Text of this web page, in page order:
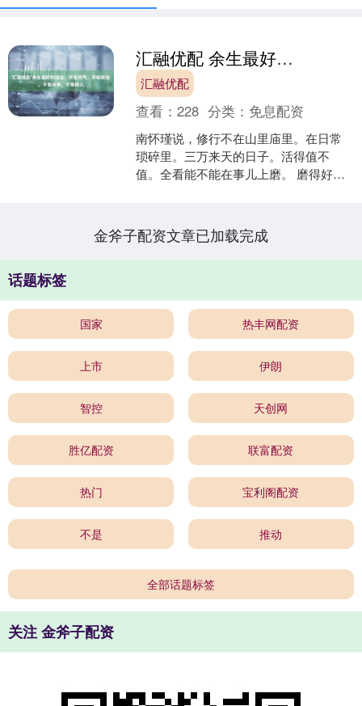
汇融优配 余生最好的活法：不生闲气，不听闲话，不管闲事，不做闲人
汇融优配
查看：228 分类： 免息配资
南怀瑾说，修行不在山里庙里。在日常
琐碎里。三万来天的日子。活得值不
值。全看能不能在事儿上磨。 磨得好
金斧子配资文章已加载完成
话题标签
国家 热丰网配资
上市 伊朗
智控 天创网
胜亿配资 联富配资
热门 宝利阁配资
不是 推动
全部话题标签
关注 金斧子配资